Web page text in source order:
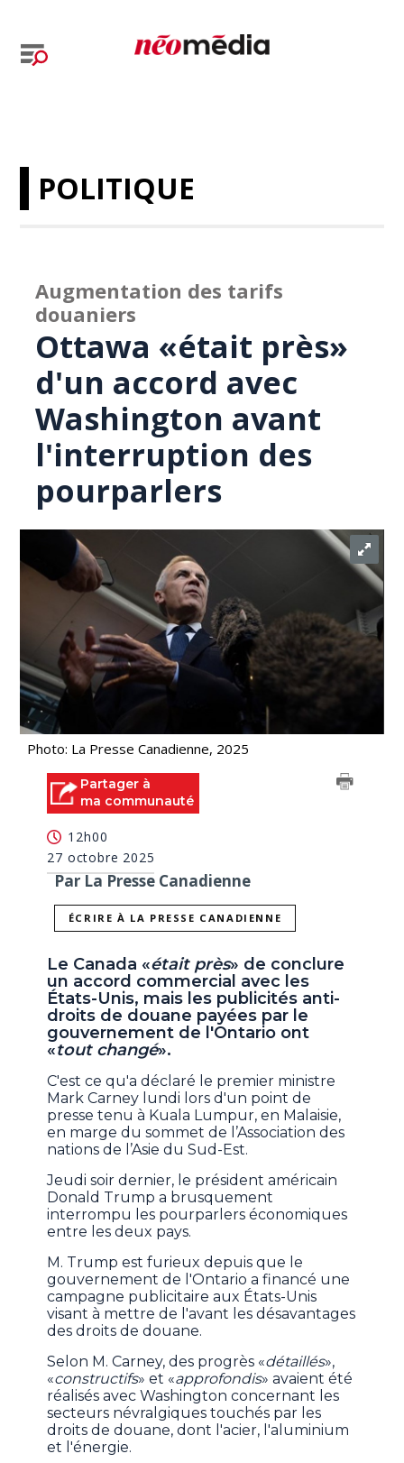
POLITIQUE
Augmentation des tarifs
douaniers
Ottawa «était près»
d'un accord avec
Washington avant
l'interruption des
pourparlers
Photo: La Presse Canadienne, 2025
Partager à
ma communauté
12h00
27 octobre 2025
Par La Presse Canadienne
ÉCRIRE À LA PRESSE CANADIENNE
Le Canada «était près» de conclure
un accord commercial avec les
États-Unis, mais les publicités anti-
droits de douane payées par le
gouvernement de l'Ontario ont
«tout changé».
C'est ce qu'a déclaré le premier ministre
Mark Carney lundi lors d'un point de
presse tenu à Kuala Lumpur, en Malaisie,
en marge du sommet de l’Association des
nations de l’Asie du Sud-Est.
Jeudi soir dernier, le président américain
Donald Trump a brusquement
interrompu les pourparlers économiques
entre les deux pays.
M. Trump est furieux depuis que le
gouvernement de l'Ontario a financé une
campagne publicitaire aux États-Unis
visant à mettre de l'avant les désavantages
des droits de douane.
Selon M. Carney, des progrès «détaillés»,
«constructifs» et «approfondis» avaient été
réalisés avec Washington concernant les
secteurs névralgiques touchés par les
droits de douane, dont l'acier, l'aluminium
et l'énergie.